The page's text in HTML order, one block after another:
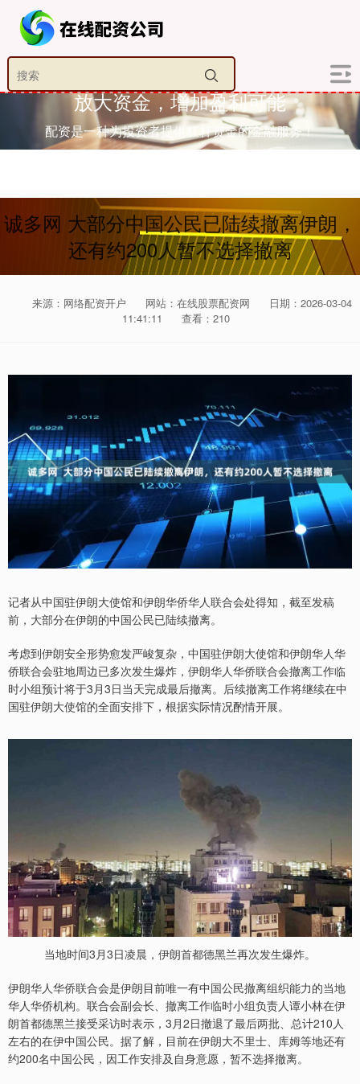
放大资金，增加盈利可能
配资是一种为投资者提供杠杆资金的金融服务！
诚多网 大部分中国公民已陆续撤离伊朗，
还有约200人暂不选择撤离
来源：网络配资开户 网站：在线股票配资网
日期：2026-03-04
11:41:11
查看：210
记者从中国驻伊朗大使馆和伊朗华侨华人联合会处得知，截至发稿
前，大部分在伊朗的中国公民已陆续撤离。
考虑到伊朗安全形势愈发严峻复杂，中国驻伊朗大使馆和伊朗华人华
侨联合会驻地周边已多次发生爆炸，伊朗华人华侨联合会撤离工作临
时小组预计将于3月3日当天完成最后撤离。后续撤离工作将继续在中
国驻伊朗大使馆的全面安排下，根据实际情况酌情开展。
当地时间3月3日凌晨，伊朗首都德黑兰再次发生爆炸。
伊朗华人华侨联合会是伊朗目前唯一有中国公民撤离组织能力的当地
华人华侨机构。联合会副会长、撤离工作临时小组负责人谭小林在伊
朗首都德黑兰接受采访时表示，3月2日撤退了最后两批、总计210人
左右的在伊中国公民。据了解，目前在伊朗大不里士、库姆等地还有
约200名中国公民，因工作安排及自身意愿，暂不选择撤离。